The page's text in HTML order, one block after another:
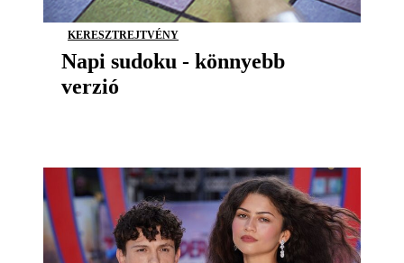
KERESZTREJTVÉNY
Napi sudoku - könnyebb
verzió